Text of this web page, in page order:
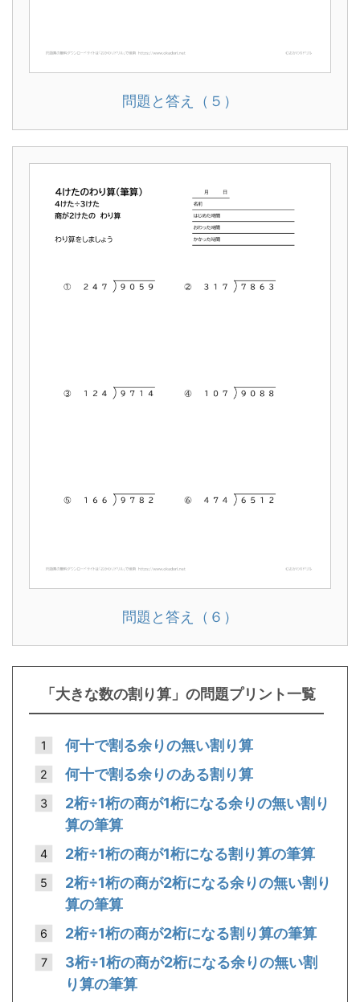
問題と答え（５）
問題と答え（６）
「大きな数の割り算」の問題プリント一覧
何十で割る余りの無い割り算
何十で割る余りのある割り算
2桁÷1桁の商が1桁になる余りの無い割り
算の筆算
2桁÷1桁の商が1桁になる割り算の筆算
2桁÷1桁の商が2桁になる余りの無い割り
算の筆算
2桁÷1桁の商が2桁になる割り算の筆算
3桁÷1桁の商が2桁になる余りの無い割
り算の筆算